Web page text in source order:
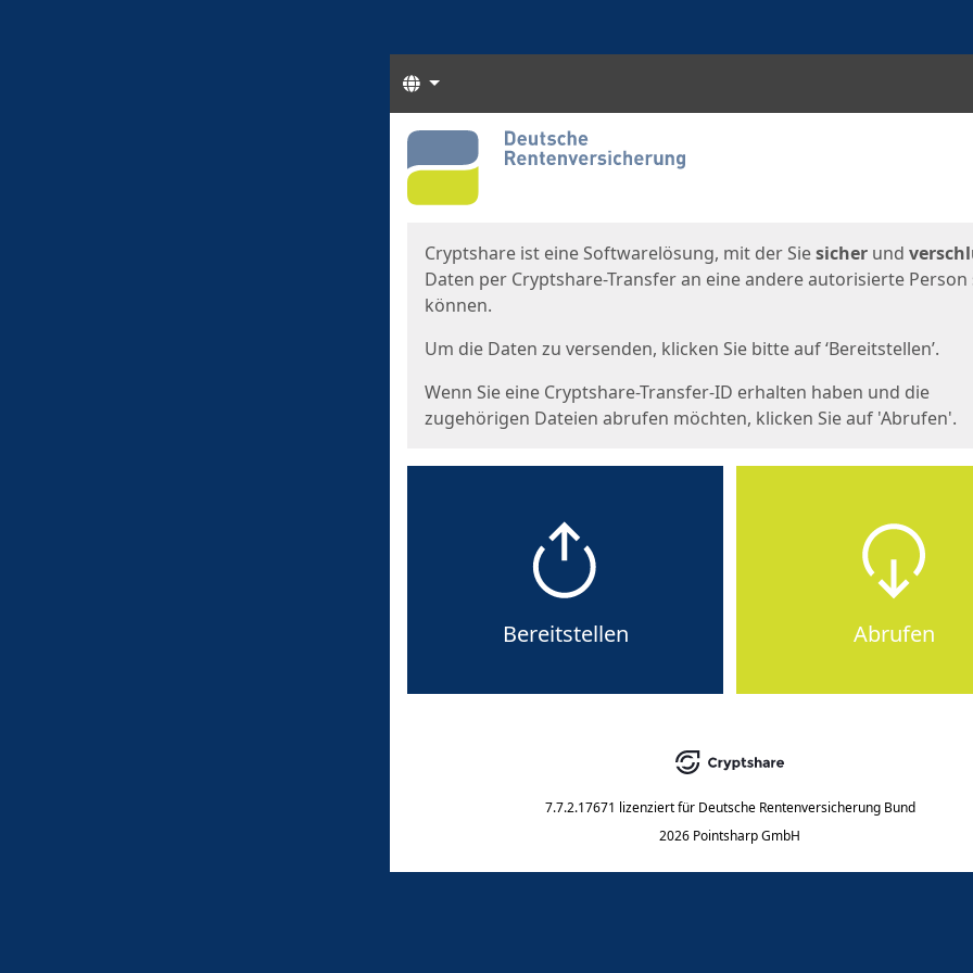
Sprachen
Start
Cryptshare ist eine Softwarelösung, mit der Siesicher und
Daten per Cryptshare-Transfer an eine andere autorisierte Person
können.
Um die Daten zu versenden, klicken Sie bitte auf ‘Bereitstellen’.
Wenn Sie eine Cryptshare-Transfer-ID erhalten haben und die
zugehörigen Dateien abrufen möchten, klicken Sie auf 'Abrufen'.
Bereitstellen Abrufen
7.7.2.17671 lizenziert für Deutsche Rentenversicherung Bund
2026 Pointsharp GmbH